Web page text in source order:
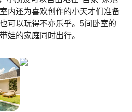
内还为喜欢创作的小天才们准备
可以玩得不亦乐乎。5间卧室的
娃的家庭同时出行。